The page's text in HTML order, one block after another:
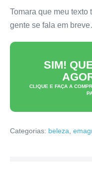
Tomara que meu texto
gente se fala em
SIM!
CLIQUE E FAÇA A
Categorias: beleza